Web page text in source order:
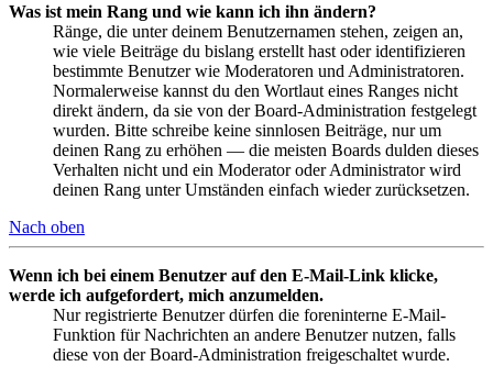
Was ist mein Rang und wie kann ich ihn ändern?
Ränge, die unter deinem Benutzernamen stehen, zeigen an,
wie viele Beiträge du bislang erstellt hast oder identifizieren
bestimmte Benutzer wie Moderatoren und Administratoren.
Normalerweise kannst du den Wortlaut eines Ranges nicht
direkt ändern, da sie von der Board-Administration festgelegt
wurden. Bitte schreibe keine sinnlosen Beiträge, nur um
deinen Rang zu erhöhen — die meisten Boards dulden dieses
Verhalten nicht und ein Moderator oder Administrator wird
deinen Rang unter Umständen einfach wieder zurücksetzen.
Nach oben
Wenn ich bei einem Benutzer auf den E-Mail-Link klicke,
werde ich aufgefordert, mich anzumelden.
Nur registrierte Benutzer dürfen die foreninterne E-Mail-
Funktion für Nachrichten an andere Benutzer nutzen, falls
diese von der Board-Administration freigeschaltet wurde.